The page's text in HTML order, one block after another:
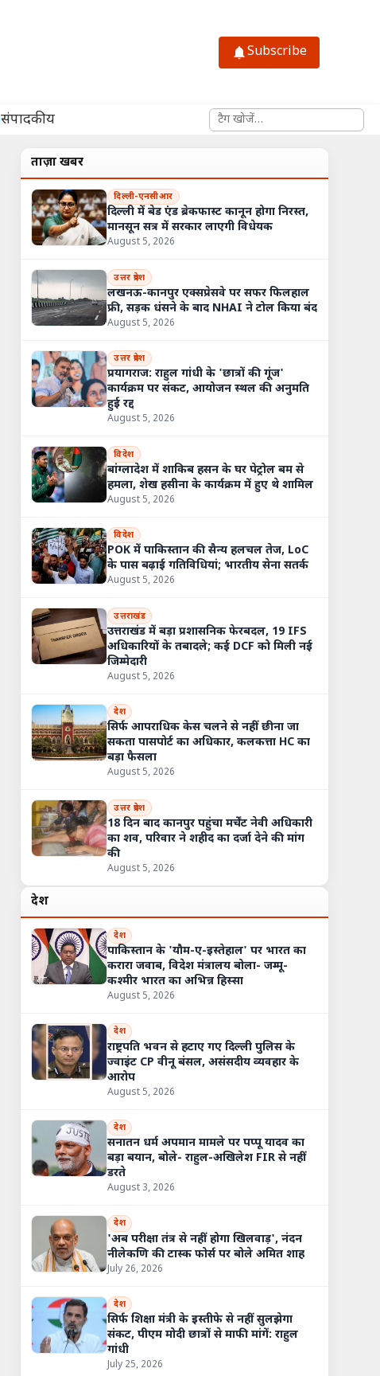
Subscribe
संपादकीय साइट में खोजें
ताज़ा खबरें
दिल्ली-एनसीआर
दिल्ली में बेड एंड ब्रेकफास्ट कानून होगा निरस्त,
मानसून सत्र में सरकार लाएगी विधेयक
August 5, 2026
उत्तर प्रदेश
लखनऊ-कानपुर एक्सप्रेसवे पर सफर फिलहाल
फ्री, सड़क धंसने के बाद NHAI ने टोल किया बंद
August 5, 2026
उत्तर प्रदेश
प्रयागराज: राहुल गांधी के 'छात्रों की गूंज'
कार्यक्रम पर संकट, आयोजन स्थल की अनुमति
हुई रद्द
August 5, 2026
विदेश
बांग्लादेश में शाकिब हसन के घर पेट्रोल बम से
हमला, शेख हसीना के कार्यक्रम में हुए थे शामिल
August 5, 2026
विदेश
POK में पाकिस्तान की सैन्य हलचल तेज, LoC
के पास बढ़ाई गतिविधियां; भारतीय सेना सतर्क
August 5, 2026
उत्तराखंड
उत्तराखंड में बड़ा प्रशासनिक फेरबदल, 19 IFS
अधिकारियों के तबादले; कई DCF को मिली नई
जिम्मेदारी
August 5, 2026
देश
सिर्फ आपराधिक केस चलने से नहीं छीना जा
सकता पासपोर्ट का अधिकार, कलकत्ता HC का
बड़ा फैसला
August 5, 2026
उत्तर प्रदेश
18 दिन बाद कानपुर पहुंचा मर्चेंट नेवी अधिकारी
का शव, परिवार ने शहीद का दर्जा देने की मांग
की
August 5, 2026
देश
देश
पाकिस्तान के 'यौम-ए-इस्तेहाल' पर भारत का
करारा जवाब, विदेश मंत्रालय बोला- जम्मू-
कश्मीर भारत का अभिन्न हिस्सा
August 5, 2026
देश
राष्ट्रपति भवन से हटाए गए दिल्ली पुलिस के
ज्वाइंट CP वीनू बंसल, असंसदीय व्यवहार के
आरोप
August 5, 2026
देश
सनातन धर्म अपमान मामले पर पप्पू यादव का
बड़ा बयान, बोले- राहुल-अखिलेश FIR से नहीं
डरते
August 3, 2026
देश
'अब परीक्षा तंत्र से नहीं होगा खिलवाड़', नंदन
नीलेकणि की टास्क फोर्स पर बोले अमित शाह
July 26, 2026
देश
सिर्फ शिक्षा मंत्री के इस्तीफे से नहीं सुलझेगा
संकट, पीएम मोदी छात्रों से माफी मांगें: राहुल
गांधी
July 25, 2026